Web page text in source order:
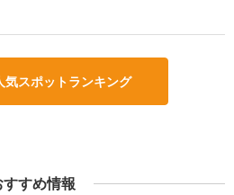
気スポットランキング
すすめ情報